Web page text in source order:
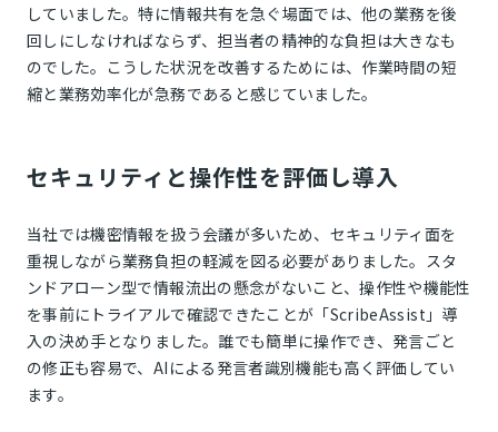
していました。特に情報共有を急ぐ場面では、他の業務を後
回しにしなければならず、担当者の精神的な負担は大きなも
のでした。こうした状況を改善するためには、作業時間の短
縮と業務効率化が急務であると感じていました。
セキュリティと操作性を評価し導入
当社では機密情報を扱う会議が多いため、セキュリティ面を
重視しながら業務負担の軽減を図る必要がありました。スタ
ンドアローン型で情報流出の懸念がないこと、操作性や機能性
を事前にトライアルで確認できたことが「ScribeAssist」導
入の決め手となりました。誰でも簡単に操作でき、発言ごと
の修正も容易で、AIによる発言者識別機能も高く評価してい
ます。